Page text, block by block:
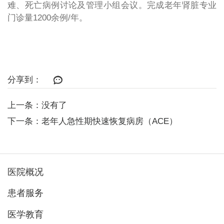
难、死亡病例讨论及管理小组会议。完成老年肾脏专业
门诊量1200余例/年。
分享到：
上一条：没有了
下一条：老年人急性期快速恢复病房（ACE）
医院概况
患者服务
医学教育